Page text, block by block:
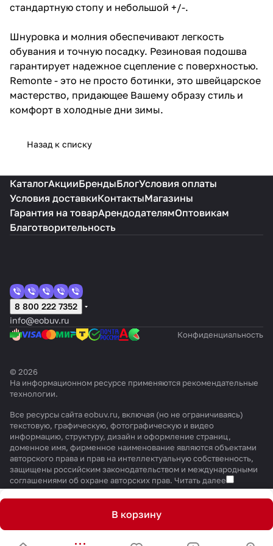
стандартную стопу и небольшой +/-.
Шнуровка и молния обеспечивают легкость
обувания и точную посадку. Резиновая подошва
гарантирует надежное сцепление с поверхностью.
Remonte - это не просто ботинки, это швейцарское
мастерство, придающее Вашему образу стиль и
комфорт в холодные дни зимы.
Назад к списку
В корзину
КаталогАкцииБрендыБлогУсловия оплаты
Условия доставкиКонтактыМагазины
Гарантия на товарАрендодателямОптовикам
Благотворительность
8 800 222 7352
info@eobuv.ru
Конфиденциальность
© 2026
На информационном ресурсе применяются рекомендательные
технологии.
Все ресурсы сайта eobuv.ru, включая (но не ограничиваясь)
текстовую, графическую, фотографическую и видео
информацию, структуру, дизайн и оформление страниц,
доменное имя, фирменное наименование являются объектами
авторского права и прав на интеллектуальную собственность,
защищены российским законодательством и международными
соглашениями об охране авторских прав. Читать далее